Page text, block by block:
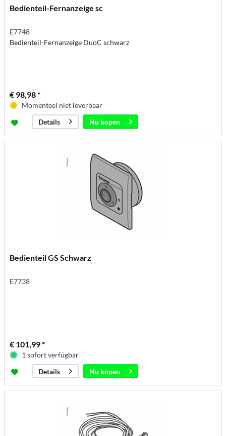
Bedienteil-Fernanzeige sc
E7748
Bedienteil-Fernanzeige DuoC schwarz
€ 98,98 *
Momenteel niet leverbaar
Details
Nu kopen
Bedienteil GS Schwarz
E7738
€ 101,99 *
1 sofort verfügbar
Details
Nu kopen